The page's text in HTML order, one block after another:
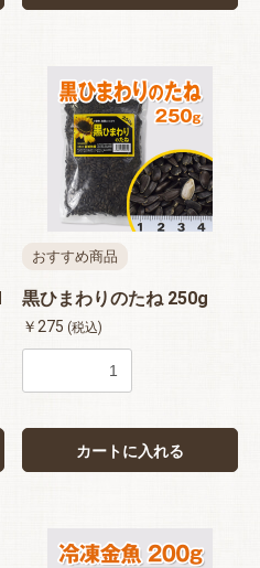
おすすめ商品
黒ひまわりのたね 250g
￥275 (税込)
カートに入れる